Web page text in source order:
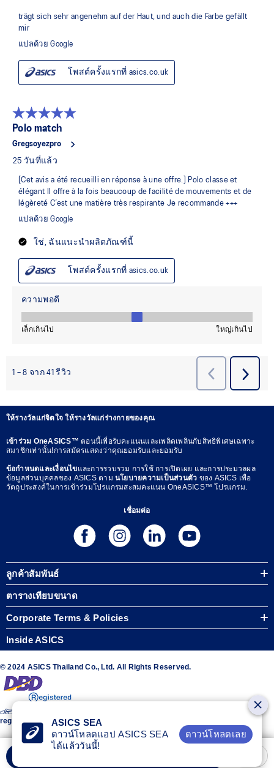
ให้รางวัลแก่จิตใจ ให้รางวัลแก่ร่างกายของคุณ
เข้าร่วม OneASICS™ตอนนี้เพื่อรับคะแนนและเพลิดเพลินกับสิทธิพิเศษเฉพาะ
สมาชิกเท่านั้น!การสมัครแสดงว่าคุณยอมรับและยอมรับ
ข้อกำหนดและเงื่อนไขและการรวบรวม การใช้ การเปิดเผย และการประมวลผล
ข้อมูลส่วนบุคคลของ ASICS ตาม นโยบายความเป็นส่วนตัว ของ ASICS เพื่อ
วัตถุประสงค์ในการเข้าร่วมโปรแกรมสะสมคะแนน OneASICS™ โปรแกรม.
เชื่อมต่อ
ลูกค้าสัมพันธ์
ตารางเทียบขนาด
Corporate Terms & Policies
Inside ASICS
© 2024 ASICS Thailand Co., Ltd. All Rights Reserved.
The stripe design featured on the sides of the ASICS® shoes is a
registered trademark of ASICS Corporation
ASICS SEA
ดาวน์โหลดแอป ASICS SEA
ได้แล้ววันนี้!
ดาวน์โหลดเลย